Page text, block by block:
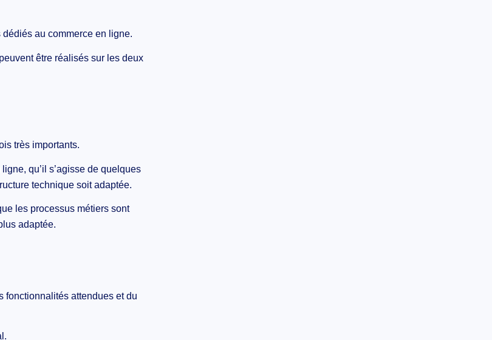
au commerce en ligne.
être réalisés sur les deux
très importants.
qu’il s’agisse de quelques
technique soit adaptée.
les processus métiers sont
adaptée.
fonctionnalités attendues et du